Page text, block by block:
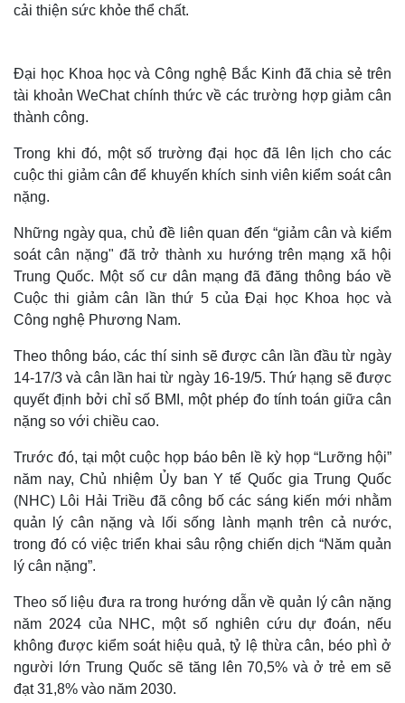
Thế giới
Quan sát
Cuộc sống đó đây
Hồ sơ
Multimedia
Video
Ảnh
cải thiện sức khỏe thể chất.
Đại học Khoa học và Công nghệ Bắc Kinh đã chia sẻ trên
tài khoản WeChat chính thức về các trường hợp giảm cân
thành công.
Trong khi đó, một số trường đại học đã lên lịch cho các
cuộc thi giảm cân để khuyến khích sinh viên kiểm soát cân
nặng.
Những ngày qua, chủ đề liên quan đến “giảm cân và kiểm
soát cân nặng" đã trở thành xu hướng trên mạng xã hội
Trung Quốc. Một số cư dân mạng đã đăng thông báo về
Cuộc thi giảm cân lần thứ 5 của Đại học Khoa học và
Công nghệ Phương Nam.
Theo thông báo, các thí sinh sẽ được cân lần đầu từ ngày
14-17/3 và cân lần hai từ ngày 16-19/5. Thứ hạng sẽ được
quyết định bởi chỉ số BMI, một phép đo tính toán giữa cân
nặng so với chiều cao.
Trước đó, tại một cuộc họp báo bên lề kỳ họp “Lưỡng hội”
năm nay, Chủ nhiệm Ủy ban Y tế Quốc gia Trung Quốc
(NHC) Lôi Hải Triều đã công bố các sáng kiến ​​mới nhằm
quản lý cân nặng và lối sống lành mạnh trên cả nước,
trong đó có việc triển khai sâu rộng chiến dịch “Năm quản
lý cân nặng”.
Theo số liệu đưa ra trong hướng dẫn về quản lý cân nặng
năm 2024 của NHC, một số nghiên cứu dự đoán, nếu
không được kiểm soát hiệu quả, tỷ lệ thừa cân, béo phì ở
người lớn Trung Quốc ​​sẽ tăng lên 70,5% và ở trẻ em ​​sẽ
đạt 31,8% vào năm 2030.